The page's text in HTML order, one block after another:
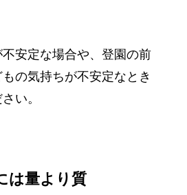
安定な場合や、登園の前
の気持ちが不安定なとき
い。
は量より質